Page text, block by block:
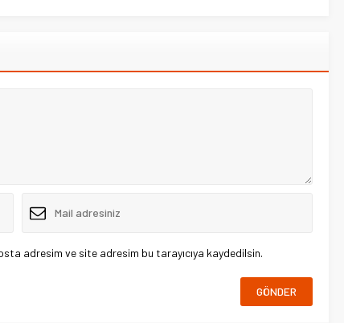
adresim ve site adresim bu tarayıcıya kaydedilsin.